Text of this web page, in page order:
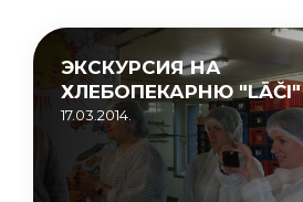
ЭКСКУРСИЯ НА
ХЛЕБОПЕКАРНЮ "LĀČI"
17.03.2014.